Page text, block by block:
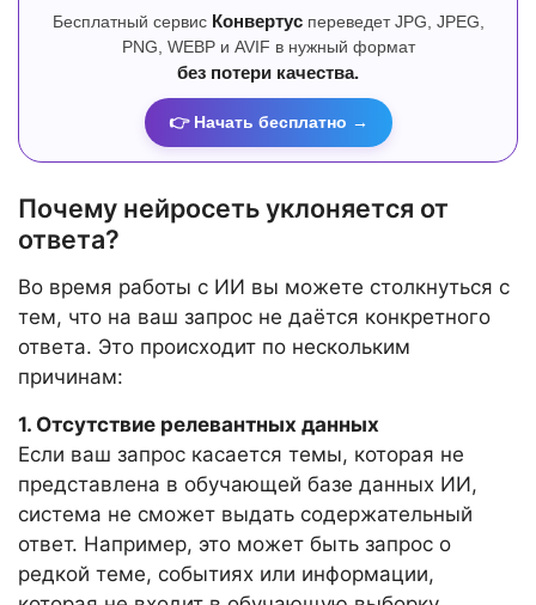
Бесплатный сервис Конвертуспереведет JPG, JPEG,
PNG, WEBP и AVIF в нужный формат
без потери качества.
👉 Начать бесплатно →
Почему нейросеть уклоняется от
ответа?
Во время работы с ИИ вы можете столкнуться с
тем, что на ваш запрос не даётся конкретного
ответа. Это происходит по нескольким
причинам:
1. Отсутствие релевантных данных
Если ваш запрос касается темы, которая не
представлена в обучающей базе данных ИИ,
система не сможет выдать содержательный
ответ. Например, это может быть запрос о
редкой теме, событиях или информации,